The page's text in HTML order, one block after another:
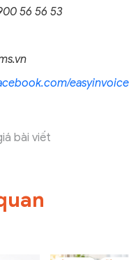
56 56 53
bài viết